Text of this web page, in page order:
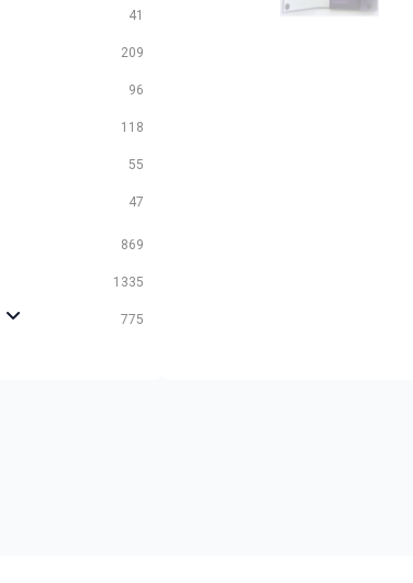
41
209
96
118
55
47
869
1335
775